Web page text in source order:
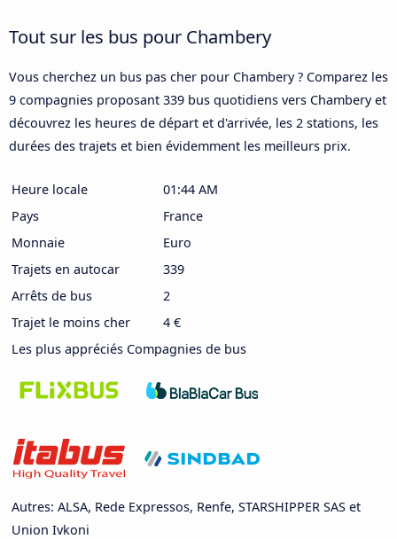
Tout sur les bus pour Chambery
Vous cherchez un bus pas cher pour Chambery ? Comparez les
9 compagnies proposant 339 bus quotidiens vers Chambery et
découvrez les heures de départ et d'arrivée, les 2 stations, les
durées des trajets et bien évidemment les meilleurs prix.
Heure locale
01:44 AM
Pays
France
Monnaie
Euro
Trajets en autocar
339
Arrêts de bus
2
Trajet le moins cher
4 €
Les plus appréciés Compagnies de bus
Autres: ALSA, Rede Expressos, Renfe, STARSHIPPER SAS et
Union Ivkoni